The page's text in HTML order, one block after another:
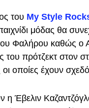
του My Style
μόδας θα
Φαλήρου καθώς ο
του πρότζεκτ στον
οποίες έχουν
η Έβελιν